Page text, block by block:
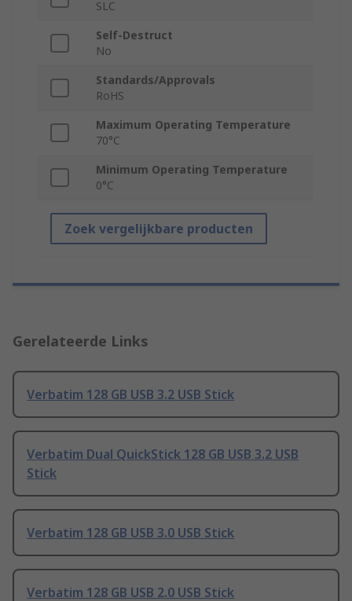
SLC
Self-Destruct
No
Standards/Approvals
RoHS
Maximum Operating Temperature
70°C
Minimum Operating Temperature
0°C
Zoek vergelijkbare producten
Gerelateerde Links
Verbatim 128 GB USB 3.2 USB Stick
Verbatim Dual QuickStick 128 GB USB 3.2 USB
Stick
Verbatim 128 GB USB 3.0 USB Stick
Verbatim 128 GB USB 2.0 USB Stick